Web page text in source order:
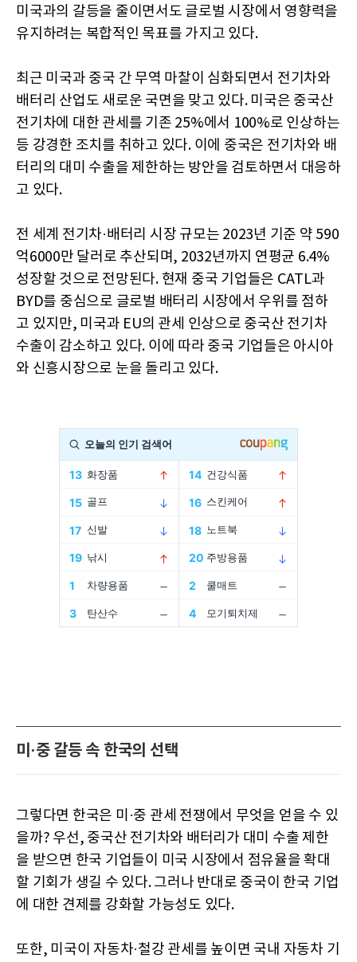
미국과의 갈등을 줄이면서도 글로벌 시장에서 영향력을
유지하려는 복합적인 목표를 가지고 있다.
최근 미국과 중국 간 무역 마찰이 심화되면서 전기차와
배터리 산업도 새로운 국면을 맞고 있다. 미국은 중국산
전기차에 대한 관세를 기존 25%에서 100%로 인상하는
등 강경한 조치를 취하고 있다. 이에 중국은 전기차와 배
터리의 대미 수출을 제한하는 방안을 검토하면서 대응하
고 있다.
전 세계 전기차·배터리 시장 규모는 2023년 기준 약 590
억6000만 달러로 추산되며, 2032년까지 연평균 6.4%
성장할 것으로 전망된다. 현재 중국 기업들은 CATL과
BYD를 중심으로 글로벌 배터리 시장에서 우위를 점하
고 있지만, 미국과 EU의 관세 인상으로 중국산 전기차
수출이 감소하고 있다. 이에 따라 중국 기업들은 아시아
와 신흥시장으로 눈을 돌리고 있다.
미·중 갈등 속 한국의 선택
그렇다면 한국은 미·중 관세 전쟁에서 무엇을 얻을 수 있
을까? 우선, 중국산 전기차와 배터리가 대미 수출 제한
을 받으면 한국 기업들이 미국 시장에서 점유율을 확대
할 기회가 생길 수 있다. 그러나 반대로 중국이 한국 기업
에 대한 견제를 강화할 가능성도 있다.
또한, 미국이 자동차·철강 관세를 높이면 국내 자동차 기